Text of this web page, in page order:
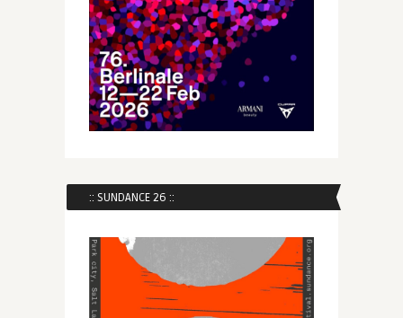
:: SUNDANCE 26 ::